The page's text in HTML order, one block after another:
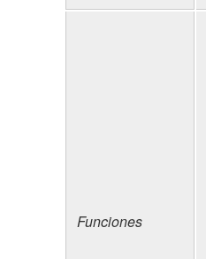
Funciones